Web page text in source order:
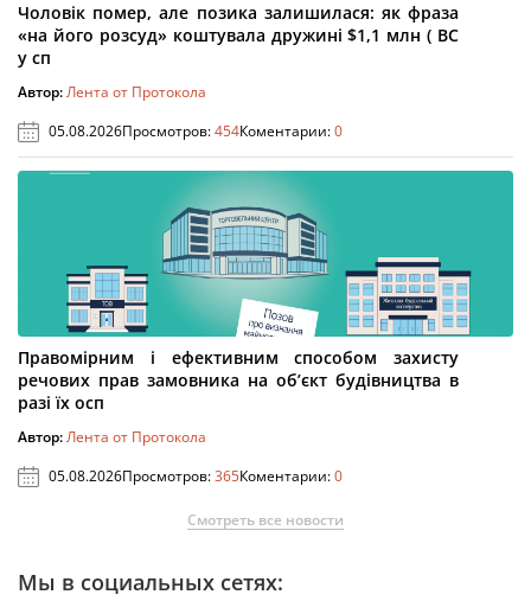
Чоловік помер, але позика залишилася: як фраза
«на його розсуд» коштувала дружині $1,1 млн ( ВС
у сп
Автор:Лента от Протокола
05.08.2026Просмотров:454Коментарии:0
Правомірним і ефективним способом захисту
речових прав замовника на об’єкт будівництва в
разі їх осп
Автор:Лента от Протокола
05.08.2026Просмотров:365Коментарии:0
Смотреть все новости
Мы в социальных сетях: